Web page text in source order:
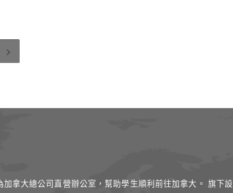
拿大總公司直營辦公室，幫助學生順利前往加拿大。 旗下設